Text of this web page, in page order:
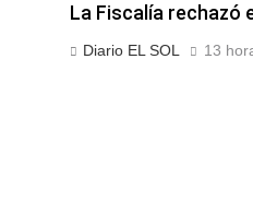
La Fiscalía rechazó
Diario EL SOL 13